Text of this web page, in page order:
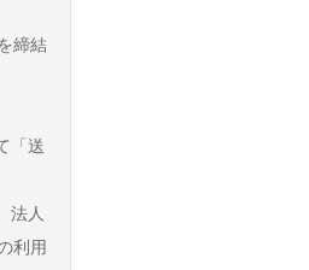
締結
「送
法人
利用